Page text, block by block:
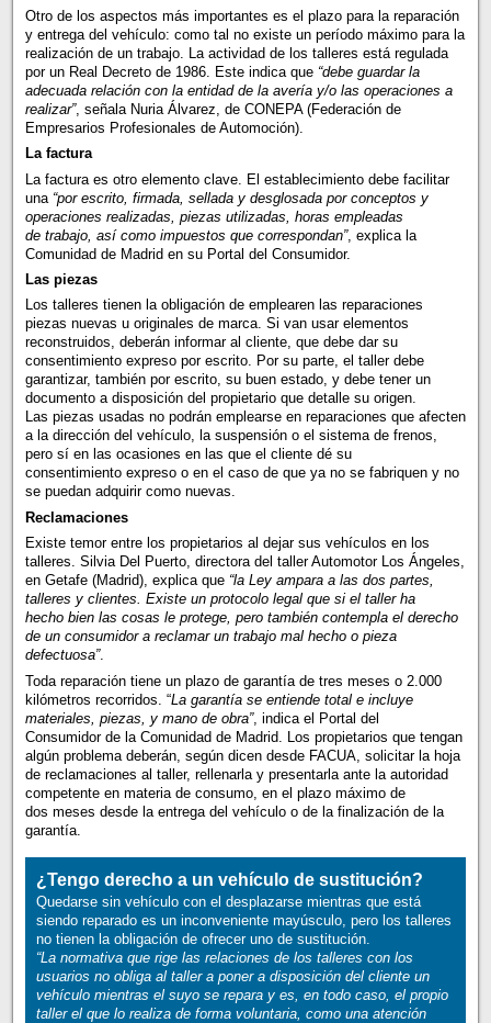
Otro de los aspectos más importantes es el plazo para la reparación
y entrega del vehículo: como tal no existe un período máximo para la
realización de un trabajo. La actividad de los talleres está regulada
por un Real Decreto de 1986. Este indica que “debe guardar la
adecuada relación con la entidad de la avería y/o las operaciones a
realizar”, señala Nuria Álvarez, de CONEPA (Federación de
Empresarios Profesionales de Automoción).
La factura
La factura es otro elemento clave. El establecimiento debe facilitar
una “por escrito, firmada, sellada y desglosada por conceptos y
operaciones realizadas, piezas utilizadas, horas empleadas
de trabajo, así como impuestos que correspondan”, explica la
Comunidad de Madrid en su Portal del Consumidor.
Las piezas
Los talleres tienen la obligación de emplearen las reparaciones
piezas nuevas u originales de marca. Si van usar elementos
reconstruidos, deberán informar al cliente, que debe dar su
consentimiento expreso por escrito. Por su parte, el taller debe
garantizar, también por escrito, su buen estado, y debe tener un
documento a disposición del propietario que detalle su origen.
Las piezas usadas no podrán emplearse en reparaciones que afecten
a la dirección del vehículo, la suspensión o el sistema de frenos,
pero sí en las ocasiones en las que el cliente dé su
consentimiento expreso o en el caso de que ya no se fabriquen y no
se puedan adquirir como nuevas.
Reclamaciones
Existe temor entre los propietarios al dejar sus vehículos en los
talleres. Silvia Del Puerto, directora del taller Automotor Los Ángeles,
en Getafe (Madrid), explica que “la Ley ampara a las dos partes,
talleres y clientes. Existe un protocolo legal que si el taller ha
hecho bien las cosas le protege, pero también contempla el derecho
de un consumidor a reclamar un trabajo mal hecho o pieza
defectuosa”.
Toda reparación tiene un plazo de garantía de tres meses o 2.000
kilómetros recorridos. “La garantía se entiende total e incluye
materiales, piezas, y mano de obra”, indica el Portal del
Consumidor de la Comunidad de Madrid. Los propietarios que tengan
algún problema deberán, según dicen desde FACUA, solicitar la hoja
de reclamaciones al taller, rellenarla y presentarla ante la autoridad
competente en materia de consumo, en el plazo máximo de
dos meses desde la entrega del vehículo o de la finalización de la
garantía.
¿Tengo derecho a un vehículo de sustitución?
Quedarse sin vehículo con el desplazarse mientras que está
siendo reparado es un inconveniente mayúsculo, pero los talleres
no tienen la obligación de ofrecer uno de sustitución.
“La normativa que rige las relaciones de los talleres con los
usuarios no obliga al taller a poner a disposición del cliente un
vehículo mientras el suyo se repara y es, en todo caso, el propio
taller el que lo realiza de forma voluntaria, como una atención